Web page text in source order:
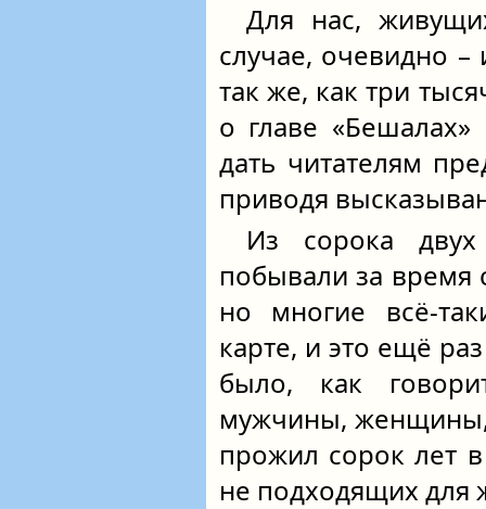
Для нас,
случае, очевидно
так же, как три
о главе «Бешалах»
дать читателям
приводя
Из сорока
побывали за время
но многие всё-
карте, и это ещё
было, как
мужчины, женщины,
прожил сорок лет
не подходящих для